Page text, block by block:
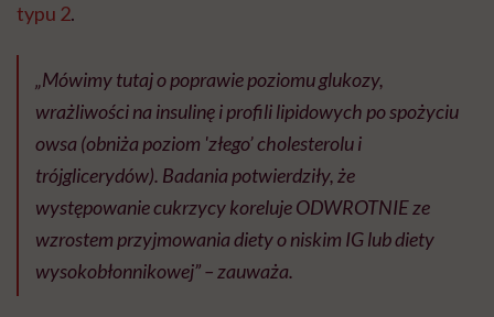
typu 2.
„Mówimy tutaj o poprawie poziomu glukozy,
wrażliwości na insulinę i profili lipidowych po spożyciu
owsa (obniża poziom 'złego’ cholesterolu i
trójglicerydów). Badania potwierdziły, że
występowanie cukrzycy koreluje ODWROTNIE ze
wzrostem przyjmowania diety o niskim IG lub diety
wysokobłonnikowej” – zauważa.